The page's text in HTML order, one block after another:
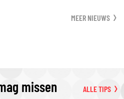
MEER NIEUWS
missen ALLE TIPS